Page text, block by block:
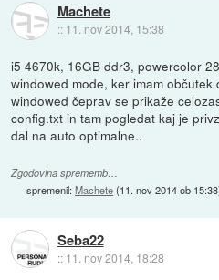
Machete
:: 11. nov 2014, 15:38
i5 4670k, 16GB ddr3, powercolor
windowed mode, ker imam
windowed čeprav se prikaže
config.txt in tam pogledat kaj je
dal na auto optimalne..
Zgodovina sprememb…
spremenil:Machete(11. nov 2014 ob 15:38
Seba22
:: 11. nov 2014, 18:28